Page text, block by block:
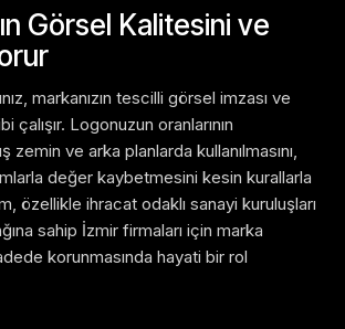
Görsel Kalitesini ve
markanızın tescilli görsel imzası ve
çalışır. Logonuzun oranlarının
zemin ve arka planlarda kullanılmasını,
değer kaybetmesini kesin kurallarla
özellikle ihracat odaklı sanayi kuruluşları
sahip İzmir firmaları için marka
korunmasında hayati bir rol